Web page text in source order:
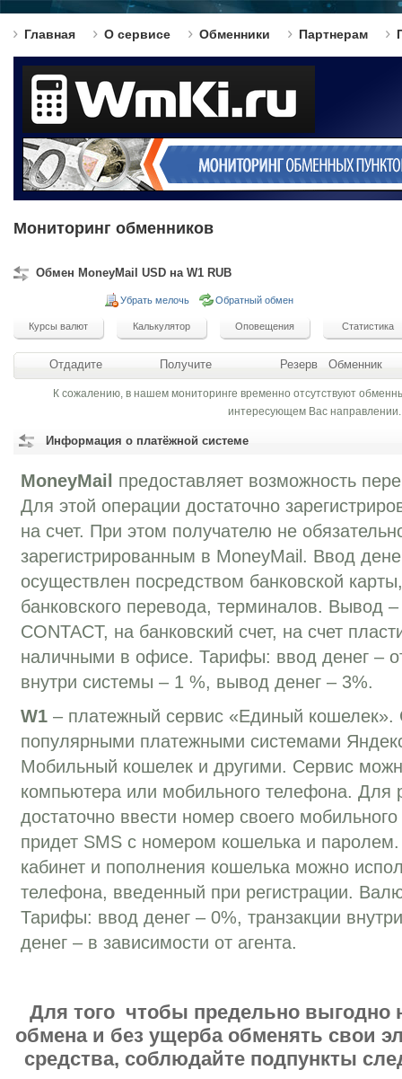
Главная О сервисе Обменники Партнерам
Мониторинг обменников
Обмен MoneyMail USD на W1 RUB
Убрать мелочь Обратный обмен
Отдадите Получите Резерв Обменник
К сожалению, в нашем мониторинге временно отсутствуют
интересующем Вас направлении.
Информация о платёжной системе
MoneyMail
предоставляет возможность
Для этой операции достаточно
на счет. При этом получателю не
зарегистрированным в MoneyMail. Ввод
осуществлен посредством банковской
банковского перевода, терминалов. Вывод –
CONTACT, на банковский счет, на счет
наличными в офисе. Тарифы: ввод денег –
внутри системы – 1 %, вывод денег – 3%.
W1 – платежный сервис «Единый кошелек».
популярными платежными системами
Мобильный кошелек и другими. Сервис
компьютера или мобильного телефона. Для
достаточно ввести номер своего
придет SMS с номером кошелька и
кабинет и пополнения кошелька можно
телефона, введенный при регистрации.
Тарифы: ввод денег – 0%, транзакции
денег – в зависимости от агента.
Для того чтобы предельно выгодно
обмена и без ущерба обменять свои
средства, соблюдайте подпункты